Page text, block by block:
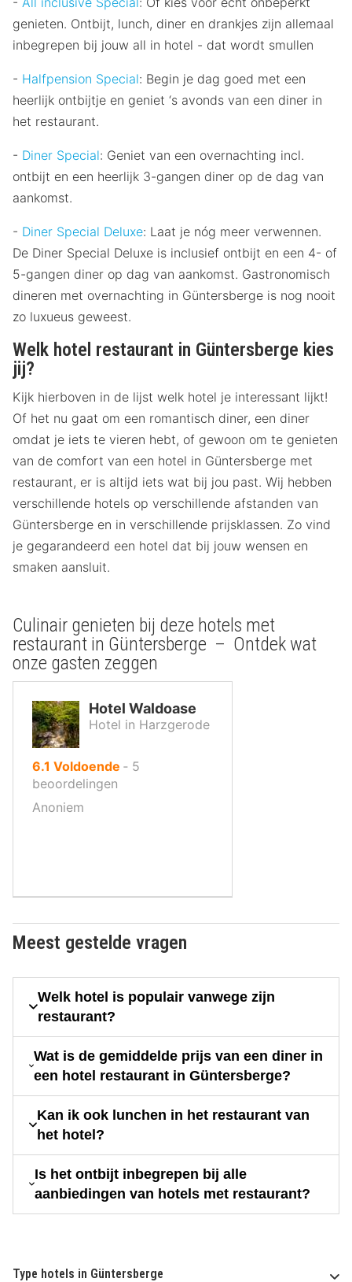
genieten. Ontbijt, lunch, diner en drankjes zijn allemaal
inbegrepen bij jouw all in hotel - dat wordt smullen
- Halfpension Special: Begin je dag goed met een
heerlijk ontbijtje en geniet ‘s avonds van een diner in
het restaurant.
- Diner Special: Geniet van een overnachting incl.
ontbijt en een heerlijk 3-gangen diner op de dag van
aankomst.
- Diner Special Deluxe: Laat je nóg meer verwennen.
De Diner Special Deluxe is inclusief ontbijt en een 4- of
5-gangen diner op dag van aankomst. Gastronomisch
dineren met overnachting in Güntersberge is nog nooit
zo luxueus geweest.
Welk hotel restaurant in Güntersberge kies
jij?
Kijk hierboven in de lijst welk hotel je interessant lijkt!
Of het nu gaat om een romantisch diner, een diner
omdat je iets te vieren hebt, of gewoon om te genieten
van de comfort van een hotel in Güntersberge met
restaurant, er is altijd iets wat bij jou past. Wij hebben
verschillende hotels op verschillende afstanden van
Güntersberge en in verschillende prijsklassen. Zo vind
je gegarandeerd een hotel dat bij jouw wensen en
smaken aansluit.
Culinair genieten bij deze hotels met
restaurant in Güntersberge – Ontdek wat
onze gasten zeggen
Hotel Waldoase
Hotel in Harzgerode
6.1 uit
10
Voldoende ‐ 5
beoordelingen
Anoniem
Meest gestelde vragen
Welk hotel is populair vanwege zijn
restaurant?
Wat is de gemiddelde prijs van een diner in
een hotel restaurant in Güntersberge?
Kan ik ook lunchen in het restaurant van
het hotel?
Is het ontbijt inbegrepen bij alle
aanbiedingen van hotels met restaurant?
Type hotels in Güntersberge